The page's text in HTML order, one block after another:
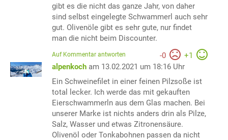
gibt es die nicht das ganze Jahr, von daher
sind selbst eingelegte Schwammerl auch sehr
gut. Olivenöle gibt es sehr gute, nur findet
man die nicht beim Discounter.
-0 +1
Auf Kommentar antworten
alpenkoch am 13.02.2021 um 18:16 Uhr
Ein Schweinefilet in einer feinen Pilzsoße ist
total lecker. Ich werde das mit gekauften
Eierschwammerln aus dem Glas machen. Bei
unserer Marke ist nichts anders drin als Pilze,
Salz, Wasser und etwas Zitronensäure.
Olivenöl oder Tonkabohnen passen da nicht